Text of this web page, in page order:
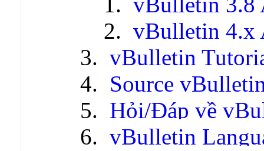
vBulletin 4.x
vBulletin
Source
Hỏi/Đáp về
vBulletin